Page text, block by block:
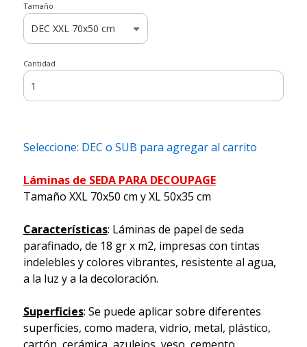
Tamaño
Cantidad
Seleccione: DEC o SUB para agregar al carrito
Láminas de SEDA PARA DECOUPAGE
Tamaño XXL 70x50 cm y XL 50x35 cm
Características: Láminas de papel de seda
parafinado, de 18 gr x m2, impresas con tintas
indelebles y colores vibrantes, resistente al agua,
a la luz y a la decoloración.
Superficies: Se puede aplicar sobre diferentes
superficies, como madera, vidrio, metal, plástico,